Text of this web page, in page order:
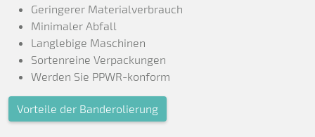
Geringerer Materialverbrauch
Minimaler Abfall
Langlebige Maschinen
Sortenreine Verpackungen
Werden Sie PPWR-konform
Vorteile der Banderolierung